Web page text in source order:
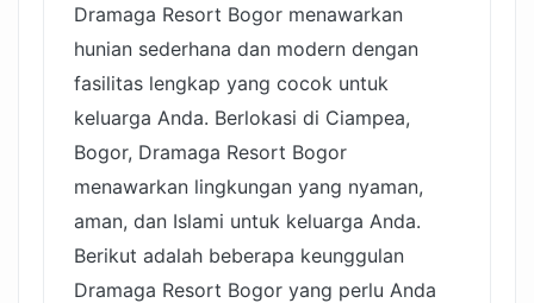
Dramaga Resort Bogor menawarkan
hunian sederhana dan modern dengan
fasilitas lengkap yang cocok untuk
keluarga Anda. Berlokasi di Ciampea,
Bogor, Dramaga Resort Bogor
menawarkan lingkungan yang nyaman,
aman, dan Islami untuk keluarga Anda.
Berikut adalah beberapa keunggulan
Dramaga Resort Bogor yang perlu Anda